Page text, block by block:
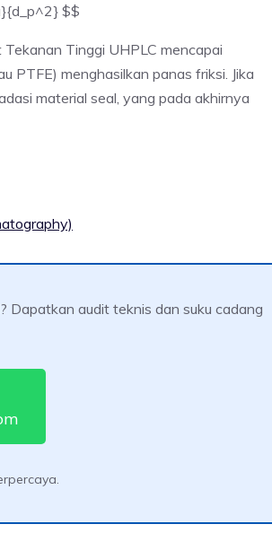
$$
Tinggi UHPLC mencapai
PTFE) menghasilkan panas friksi. Jika
material seal, yang pada akhirnya
Dapatkan audit teknis dan suku cadang